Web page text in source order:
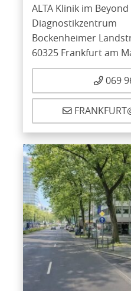
ALTA Klinik im
Diagnostikzentrum
Bockenheimer
60325 Frankfurt am
069